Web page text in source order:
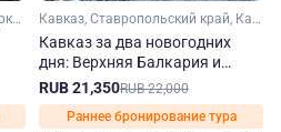
Кавказ, Домбай, Карачаево-Черкесия, Ставропольский край, Кавказские Минеральные Воды Кавказ, Ставропольский край, Кавказские Минеральные Воды, Кабардино-Балкария
Кавказ за два новогодних
дня: Верхняя Балкария и
регион КМВ
RUB 21,350RUB 22,000
Раннее бронирование тура